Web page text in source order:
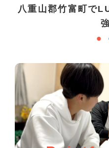
八重山郡竹富町で